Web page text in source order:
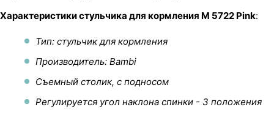
Характеристики стульчика для кормления M 5722 Pink:
Тип: стульчик для кормления
Производитель: Bambi
Съемный столик, с подносом
Регулируется угол наклона спинки - 3 положения